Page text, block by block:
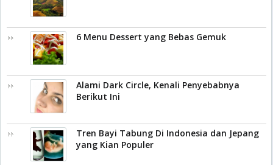
6 Menu Dessert yang Bebas Gemuk
Alami Dark Circle, Kenali Penyebabnya
Berikut Ini
Tren Bayi Tabung Di Indonesia dan Jepang
yang Kian Populer